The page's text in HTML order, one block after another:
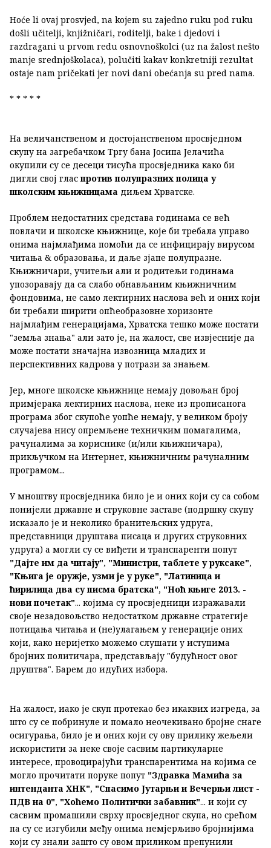
Hoće li ovaj prosvjed, na kojem su zajedno ruku pod ruku
došli učitelji, knjižničari, roditelji, bake i djedovi i
razdragani u prvom redu osnovnoškolci (uz na žalost nešto
manje srednjoškolaca), polučiti kakav konkretniji rezultat
ostaje nam pričekati jer novi dani obećanja su pred nama.
* * * * *
На величанственом и достојанственом просвједном
скупу на загребачком Тргу бана Јосипа Јелачића
окупили су се десеци тисућа просвједника како би
дигли свој гласпротив полупразних полица у
школским књижницама диљем Хрватске.
Проблем недостатних средстава годинама се већ
повлачи и школске књижнице, које би требала управо
онима најмлађима помоћи да се инфицирају вирусом
читања & образовања, и даље зјапе полупразне.
Књижничари, учитељи али и родитељи годинама
упозоравају да са слабо обнављаним књижничним
фондовима, не само лектирних наслова већ и оних који
би требали ширити опћеобразовне хоризонте
најмлађим генерацијама, Хрватска тешко може постати
"земља знања" али зато је, на жалост, све извјесније да
може постати значајна извозница младих и
перспективних кадрова у потрази за знањем.
Јер, многе школске књижнице немају довољан број
примјерака лектирних наслова, неке из прописанога
програма због скупоће уопће немају, у великом броју
случајева нису опремљене техничким помагалима,
рачуналима за кориснике (и/или књижничара),
прикључком на Интернет, књижничним рачуналним
програмом...
У мноштву просвједника било је и оних који су са собом
понијели државне и струковне заставе (подршку скупу
исказало је и неколико бранитељских удруга,
представници друштава писаца и других струковних
удруга) а могли су се виђети и транспаренти попут
"Дајте им да читају", "Министри, таблете у руксаке",
"Књига је оружје, узми је у руке", "Латиница и
ћирилица два су писма братска", "Ноћ књиге 2013. -
нови почетак"... којима су просвједници изражавали
своје незадовољство недостатком државне стратегије
потицања читања и (не)улагањем у генерације оних
који, како неријетко можемо слушати у иступима
бројних политичара, представљају "будућност овог
друштва". Барем до идућих избора.
На жалост, иако је скуп протекао без икаквих изгреда, за
што су се побринуле и помало неочекивано бројне снаге
осигурања, било је и оних који су ову прилику жељели
искористити за неке своје сасвим партикуларне
интересе, провоцирајући транспарентима на којима се
могло прочитати поруке попут "Здравка Мамића за
интенданта ХНК", "Спасимо Јутарњи и Вечерњи лист -
ПДВ на 0", "Хоћемо Политички забавник"... и који су
сасвим промашили сврху просвједног скупа, но срећом
па су се изгубили међу онима немјерљиво бројнијима
који су знали зашто су овом приликом препунили